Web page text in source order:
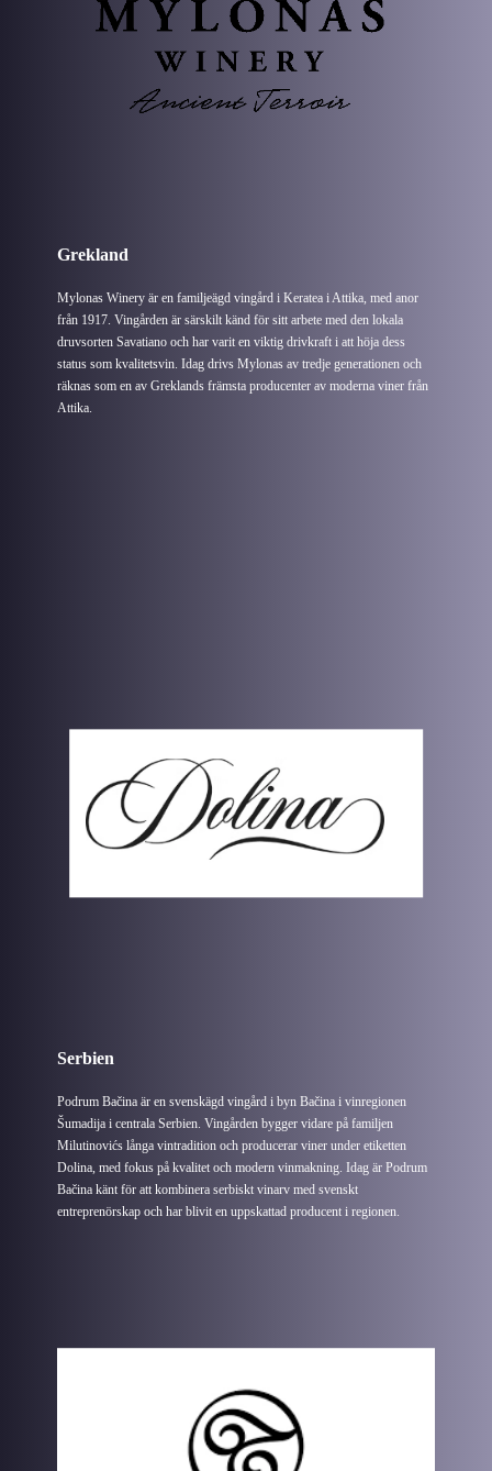
Grekland
Mylonas Winery är en familjeägd vingård i Keratea i Attika, med anor
från 1917. Vingården är särskilt känd för sitt arbete med den lokala
druvsorten Savatiano och har varit en viktig drivkraft i att höja dess
status som kvalitetsvin. Idag drivs Mylonas av tredje generationen och
räknas som en av Greklands främsta producenter av moderna viner från
Attika.
Serbien
Podrum Bačina är en svenskägd vingård i byn Bačina i vinregionen
Šumadija i centrala Serbien. Vingården bygger vidare på familjen
Milutinovićs långa vintradition och producerar viner under etiketten
Dolina, med fokus på kvalitet och modern vinmakning. Idag är Podrum
Bačina känt för att kombinera serbiskt vinarv med svenskt
entreprenörskap och har blivit en uppskattad producent i regionen.